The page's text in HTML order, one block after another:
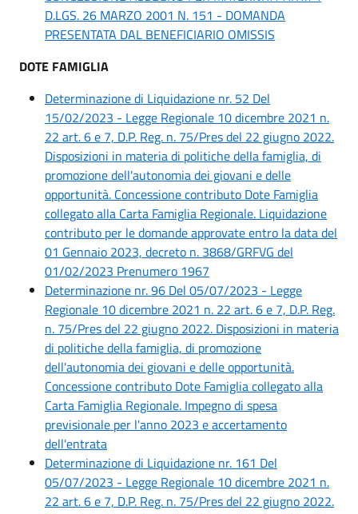
D.LGS. 26 MARZO 2001 N. 151 - DOMANDA
PRESENTATA DAL BENEFICIARIO OMISSIS
DOTE FAMIGLIA
Determinazione di Liquidazione nr. 52 Del
15/02/2023 - Legge Regionale 10 dicembre 2021 n.
22 art. 6 e 7, D.P. Reg. n. 75/Pres del 22 giugno 2022.
Disposizioni in materia di politiche della famiglia, di
promozione dell'autonomia dei giovani e delle
opportunità. Concessione contributo Dote Famiglia
collegato alla Carta Famiglia Regionale. Liquidazione
contributo per le domande approvate entro la data del
01 Gennaio 2023, decreto n. 3868/GRFVG del
01/02/2023 Prenumero 1967
Determinazione nr. 96 Del 05/07/2023 - Legge
Regionale 10 dicembre 2021 n. 22 art. 6 e 7, D.P. Reg.
n. 75/Pres del 22 giugno 2022. Disposizioni in materia
di politiche della famiglia, di promozione
dell'autonomia dei giovani e delle opportunità.
Concessione contributo Dote Famiglia collegato alla
Carta Famiglia Regionale. Impegno di spesa
previsionale per l'anno 2023 e accertamento
dell'entrata
Determinazione di Liquidazione nr. 161 Del
05/07/2023 - Legge Regionale 10 dicembre 2021 n.
22 art. 6 e 7, D.P. Reg. n. 75/Pres del 22 giugno 2022.